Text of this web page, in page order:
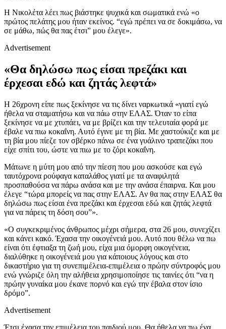
Η Νικολέτα λέει πως βιάστηκε ψυχικά και σωματικά ενώ «ο
πρώτος πελάτης μου ήταν εκείνος. “εγώ πρέπει να σε δοκιμάσω, να
σε μάθω, πώς θα πας έτσι” μου έλεγε».
Advertisement
«Θα δηλώσω πως είσαι πρεζάκι και
έρχεσαι εδώ και ζητάς λεφτά»
Η 26χρονη είπε πως ξεκίνησε να τις δίνει ναρκωτικά «γιατί εγώ
ήθελα να σταματήσω και να πάω στην ΕΛΑΣ. Όταν το είπα
ξεκίνησε να με χτυπάει, να με βρίζει και την τελευταία φορά με
έβαλε να πιω κοκαΐνη. Αυτό έγινε με τη βία. Με χαστούκιζε και με
τη βία μου πίεζε τον σβέρκο πάνω σε ένα γυάλινο τραπεζάκι που
είχε σπίτι του, ώστε να πιω με το ζόρι κοκαΐνη.
Μάτωνε η μύτη μου από την πίεση που μου ασκούσε και εγώ
ταυτόχρονα ρούφαγα καταλάθος γιατί με τα αναφιλητά
προσπαθούσα να πάρω ανάσα και με την ανάσα έπαιρνα. Και μου
έλεγε “τώρα μπορείς να πας στην ΕΛΑΣ. Αν θα πας στην ΕΛΑΣ θα
δηλώσω πως είσαι ένα πρεζάκι και έρχεσαι εδώ και ζητάς λεφτά
για να πάρεις τη δόση σου”».
«Ο συγκεκριμένος άνθρωπος μέχρι σήμερα, στα 26 μου, συνεχίζει
και κάνει κακό. Έχασα την οικογένειά μου. Αυτό που θέλω να πω
είναι ότι έφτιαξα τη ζωή μου, είχα μια όμορφη οικογένεια,
διαλύθηκε η οικογένειά μου για κάποιους λόγους και στο
δικαστήριο για τη συνεπιμέλεια-επιμέλεια ο πρώην σύντροφός μου
ενώ γνώριζε όλη την αλήθεια χρησιμοποίησε τις ταινίες ότι “να η
πρώην γυναίκα μου έκανε πορνό και εγώ την έβαλα στον ίσιο
δρόμο”.
Advertisement
Έτσι έχασα την επιμέλεια του παιδιού μου. Θα ήθελα να πω ένα